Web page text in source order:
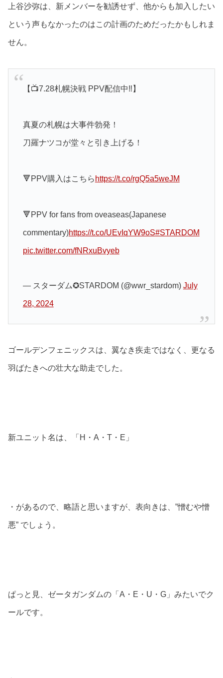
上谷沙弥は、新メンバーを勧誘せず、他からも加入したい
という声もなかったのはこの計画のためだったかもしれま
せん。
【📺7.28札幌決戦 PPV配信中‼】
真夏の札幌は大事件勃発！
刀羅ナツコが堂々と引き上げる！
🔻PPV購入はこちら https://t.co/rgQ5a5weJM
🔻PPV for fans from oveaseas(Japanese
commentary)https://t.co/UEvIqYW9oS#STARDOM
pic.twitter.com/fNRxuBvyeb
— スターダム✪STARDOM (@wwr_stardom) July
28, 2024
ゴールデンフェニックスは、翼なき疾走ではなく、更なる
羽ばたきへの壮大な助走でした。
新ユニット名は、「H・A・T・E」
・があるので、略語と思いますが、表向きは、”憎むや憎
悪” でしょう。
ぱっと見、ゼータガンダムの「A・E・U・G」みたいでク
ールです。